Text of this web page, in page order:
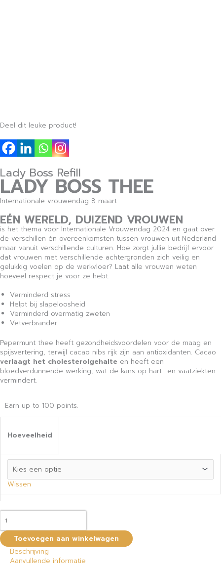
Deel dit leuke product!
Lady Boss Refill
LADY BOSS THEE
Internationale vrouwendag 8 maart
EÉN WERELD, DUIZEND VROUWEN
is het thema voor Internationale Vrouwendag 2024 en gaat over
de verschillen én overeenkomsten tussen vrouwen uit Nederland
maar vanuit verschillende culturen. Hoe zorgt jullie bedrijf ervoor
dat vrouwen met verschillende achtergronden zich veilig en
gelukkig voelen op de werkvloer? Laat alle vrouwen weten
hoeveel respect je voor ze hebt.
Verminderd stress
Helpt bij slapeloosheid
Verminderd overmatig zweten
Vetverbrander
Pepermunt thee heeft gezondheidsvoordelen voor de maag en
spijsvertering, terwijl cacao nibs rijk zijn aan antioxidanten. Cacao
verlaagt het cholesterolgehalte en heeft een
bloedverdunnende werking, wat de kans op hart- en vaatziekten
vermindert.
Earn up to 100 points.
Hoeveelheid
Wissen
Toevoegen aan winkelwagen
Beschrijving
Aanvullende informatie